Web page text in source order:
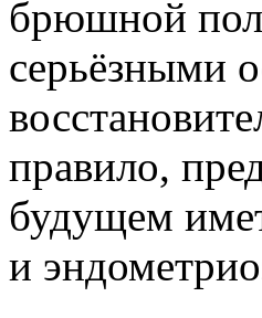
брюшной
серьёзными
правило,
будущем
и